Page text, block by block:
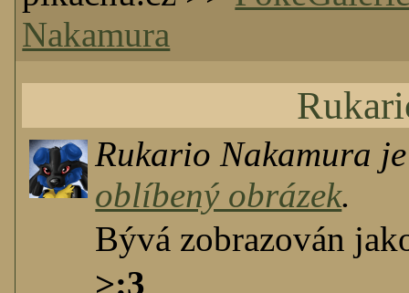
Nakamura
Rukario Nakamura
oblíbený obrázek.
Bývá zobrazován
>:3